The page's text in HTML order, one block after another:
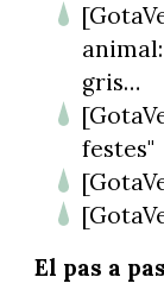
gris…
festes"
El pas a